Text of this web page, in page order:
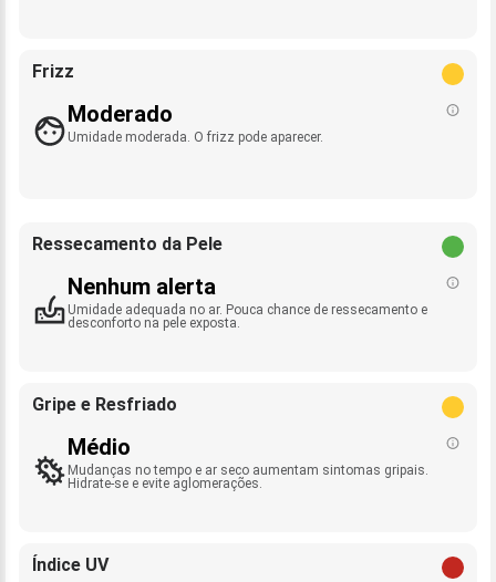
Frizz
Moderado
Umidade moderada. O frizz pode aparecer.
Ressecamento da Pele
Nenhum alerta
Umidade adequada no ar. Pouca chance de ressecamento e
desconforto na pele exposta.
Gripe e Resfriado
Médio
Mudanças no tempo e ar seco aumentam sintomas gripais.
Hidrate-se e evite aglomerações.
Índice UV